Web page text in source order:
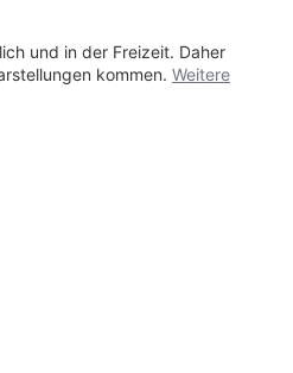
und in der Freizeit. Daher
kommen. Weitere